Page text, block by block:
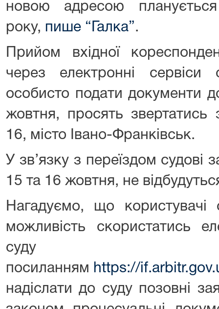
новою адресою
року, пише “Галка”.
Прийом вхідної
через електронні сервіси
особисто подати документи
жовтня, просять
16, місто Івано-Франківськ.
У зв’язку з переїздом судові
15 та 16 жовтня, не
Нагадуємо, що користувачі
можливість скористатись
посиланням https://
надіслати до суду позовні